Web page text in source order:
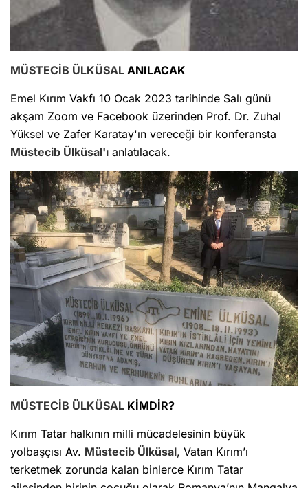
MÜSTECİB ÜLKÜSAL ANILACAK
Emel Kırım Vakfı 10 Ocak 2023 tarihinde Salı günü
akşam Zoom ve Facebook üzerinden Prof. Dr. Zuhal
Yüksel ve Zafer Karatay'ın vereceği bir konferansta
Müstecib Ülküsal'ı anlatılacak.
MÜSTECİB ÜLKÜSAL KİMDİR?
Kırım Tatar halkının milli mücadelesinin büyük
yolbaşçısı Av. Müstecib Ülküsal, Vatan Kırım’ı
terketmek zorunda kalan binlerce Kırım Tatar